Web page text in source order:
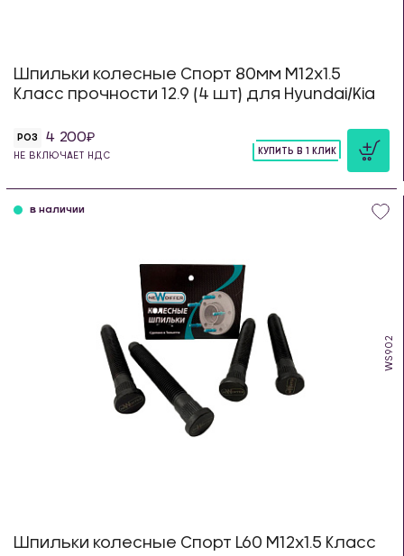
Шпильки колесные Спорт 80мм М12х1.5
Класс прочности 12.9 (4 шт) для Hyundai/Kia
РОЗ 4 200
НЕ ВКЛЮЧАЕТ НДС
КУПИТЬ В 1 КЛИК
WS902
в наличии
Шпильки колесные Спорт L60 М12х1.5 Класс